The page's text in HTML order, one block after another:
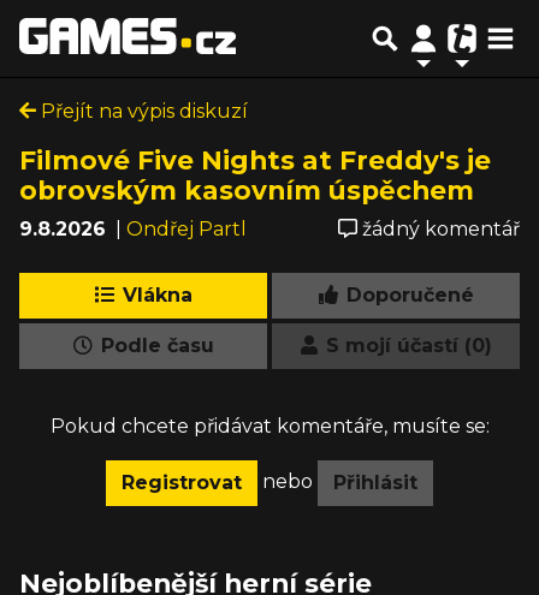
Přejít na výpis diskuzí
Filmové Five Nights at Freddy's je
obrovským kasovním úspěchem
9.8.2026 Ondřej Partl žádný komentář
Vlákna Doporučené
Podle času S mojí účastí (0)
Pokud chcete přidávat komentáře, musíte se:
Registrovat nebo Přihlásit
Nejoblíbenější herní série